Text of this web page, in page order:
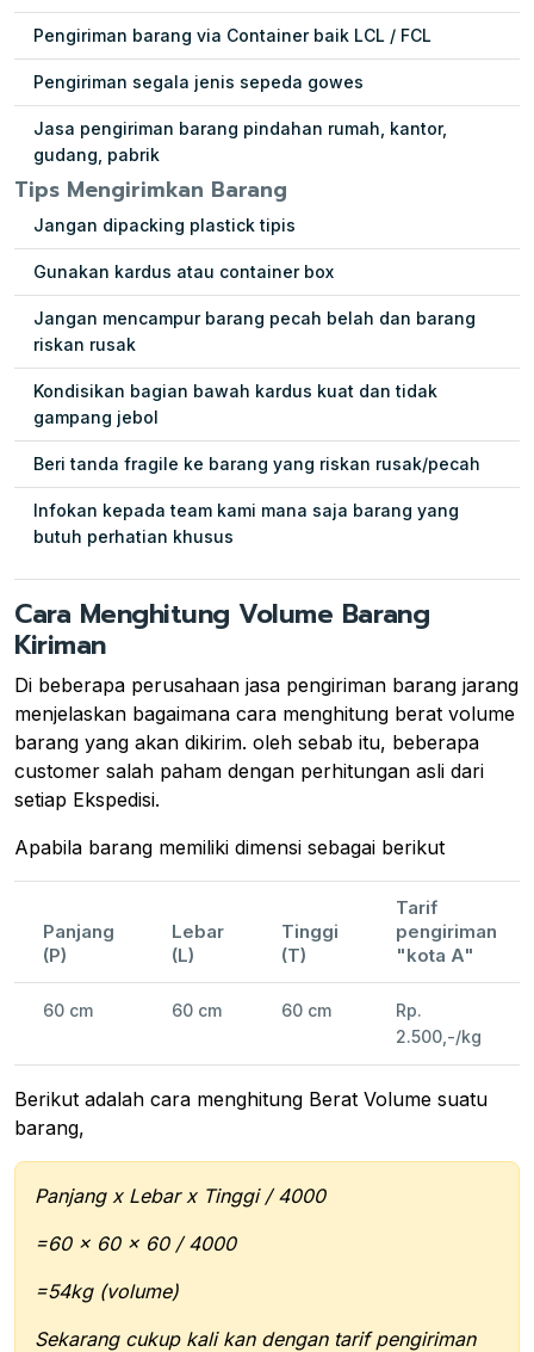
Pengiriman barang via Container baik LCL / FCL
Pengiriman segala jenis sepeda gowes
Jasa pengiriman barang pindahan rumah, kantor,
gudang, pabrik
Tips Mengirimkan Barang
Jangan dipacking plastick tipis
Gunakan kardus atau container box
Jangan mencampur barang pecah belah dan barang
riskan rusak
Kondisikan bagian bawah kardus kuat dan tidak
gampang jebol
Beri tanda fragile ke barang yang riskan rusak/pecah
Infokan kepada team kami mana saja barang yang
butuh perhatian khusus
Cara Menghitung Volume Barang
Kiriman
Di beberapa perusahaan jasa pengiriman barang jarang
menjelaskan bagaimana cara menghitung berat volume
barang yang akan dikirim. oleh sebab itu, beberapa
customer salah paham dengan perhitungan asli dari
setiap Ekspedisi.
Apabila barang memiliki dimensi sebagai berikut
Panjang
(P)
Lebar
(L)
Tinggi
(T)
Tarif
pengiriman
"kota A"
60 cm 60 cm 60 cm
Rp.
2.500,-/kg
Berikut adalah cara menghitung Berat Volume suatu
barang,
Panjang x Lebar x Tinggi / 4000
=60 x 60 x 60 / 4000
=54kg (volume)
Sekarang cukup kali kan dengan tarif pengiriman